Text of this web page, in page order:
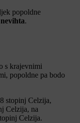
popoldne
.
s krajevnimi
popoldne pa bodo
stopinj Celzija,
Celzija, na
Celzija.